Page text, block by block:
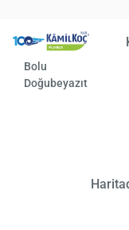
Bolu
Doğubeyazıt